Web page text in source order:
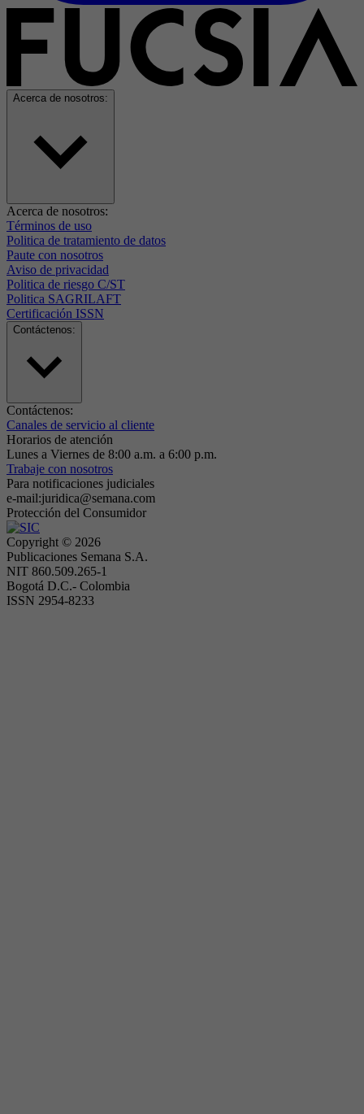
Acerca de nosotros:
Acerca de nosotros:
Términos de uso
Politica de tratamiento de datos
Paute con nosotros
Aviso de privacidad
Politica de riesgo C/ST
Politica SAGRILAFT
Certificación ISSN
Contáctenos:
Contáctenos:
Canales de servicio al cliente
Horarios de atención
Lunes a Viernes de 8:00 a.m. a 6:00 p.m.
Trabaje con nosotros
Para notificaciones judiciales
e-mail:juridica@semana.com
Protección del Consumidor
Copyright © 2026
Publicaciones Semana S.A.
NIT 860.509.265-1
Bogotá D.C.- Colombia
ISSN 2954-8233